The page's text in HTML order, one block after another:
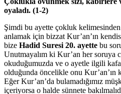
oyaladı. (1-2)
Şimdi bu ayette çokluk
anlamak için bizzat Kur’an’ın
bize Hadid Suresi 20. ayette bu
Unutmayalım ki Kur’an her soruya
okuduğumuzda ve o ayetle ilgili
olduğunda öncelikle onu Kur’an’ın
Eğer Kur’an’da bulamadığımız
içeriyorsa o halde sünnete